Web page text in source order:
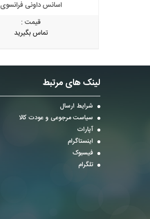
اسانس داونی فرانسوی
قیمت :
تماس بگیرید
لینک های مرتبط
شرایط ارسال
سیاست مرجوعی و عودت کالا
آپارات
اینستاگرام
فیسبوک
تلگرام